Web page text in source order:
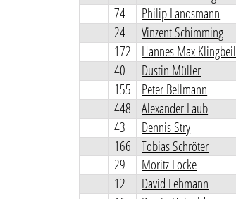
74
Philip Landsmann
24
Vinzent Schimming
172
Hannes Max Klingbeil
40
Dustin Müller
155
Peter Bellmann
448
Alexander Laub
43
Dennis Stry
166
Tobias Schröter
29
Moritz Focke
12
David Lehmann